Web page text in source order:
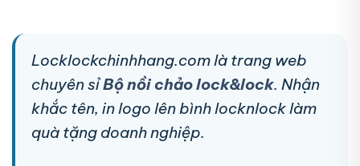
Locklockchinhhang.com là trang web
chuyên sỉBộ nồi chảo lock&lock. Nhận
khắc tên, in logo lên bình locknlock làm
quà tặng doanh nghiệp.